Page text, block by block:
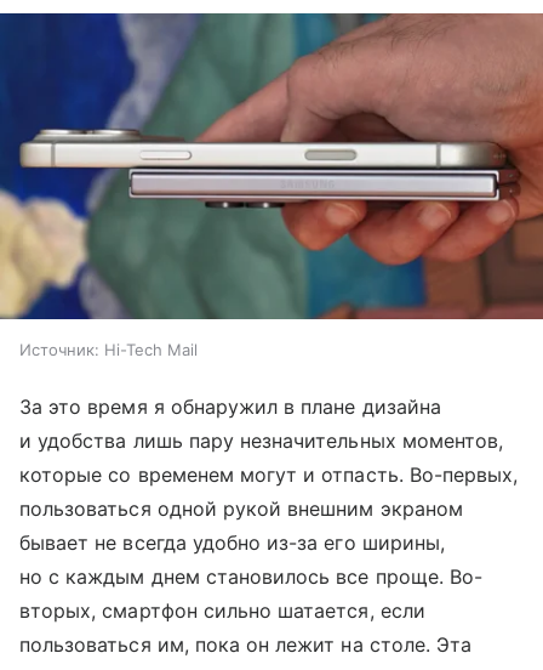
Источник: Hi-Tech Mail
За это время я обнаружил в плане дизайна
и удобства лишь пару незначительных моментов,
которые со временем могут и отпасть. Во-первых,
пользоваться одной рукой внешним экраном
бывает не всегда удобно из-за его ширины,
но с каждым днем становилось все проще. Во-
вторых, смартфон сильно шатается, если
пользоваться им, пока он лежит на столе. Эта